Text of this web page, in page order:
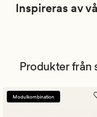
Inspireras av
Produkter från
Modulkombination